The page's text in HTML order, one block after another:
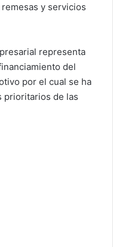
y servicios
representa
del
por el cual se ha
prioritarios de las